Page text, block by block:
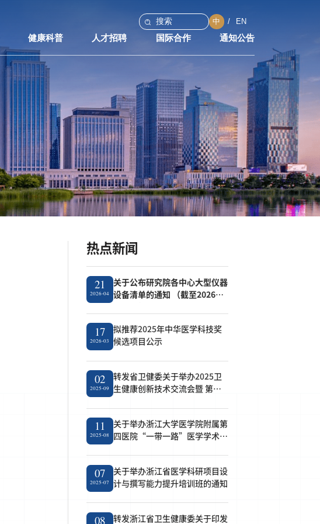
中 EN
健康科普 人才招聘 国际合作 通知公告
热点新闻
21
2026-04
关于公布研究院各中心大型仪器
设备清单的通知 （截至2026年4
17
2026-03
拟推荐2025年中华医学科技奖
候选项目公示
02
2025-09
转发省卫健委关于举办2025卫
生健康创新技术交流会暨 第七
11
2025-08
关于举办浙江大学医学院附属第
四医院“一带一路”医学学术论
07
2025-07
关于举办浙江省医学科研项目设
计与撰写能力提升培训班的通知
08 转发浙江省卫生健康委关于印发